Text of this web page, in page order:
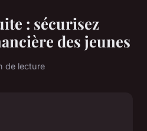
: sécurisez
des jeunes
de lecture